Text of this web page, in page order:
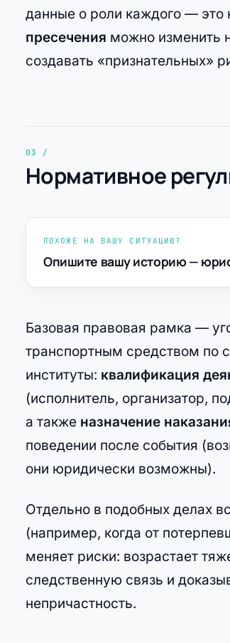
данные о роли каждого — это
пресечения можно изменить
создавать «признательных»
Нормативное
ПОХОЖЕ НА ВАШУ СИТУАЦИЮ?
Опишите вашу историю —
Базовая правовая рамка —
транспортным средством по
институты: квалификация
(исполнитель, организатор,
а также назначение
поведении после события
они юридически возможны).
Отдельно в подобных делах
(например, когда от
меняет риски: возрастает
следственную связь и
непричастность.